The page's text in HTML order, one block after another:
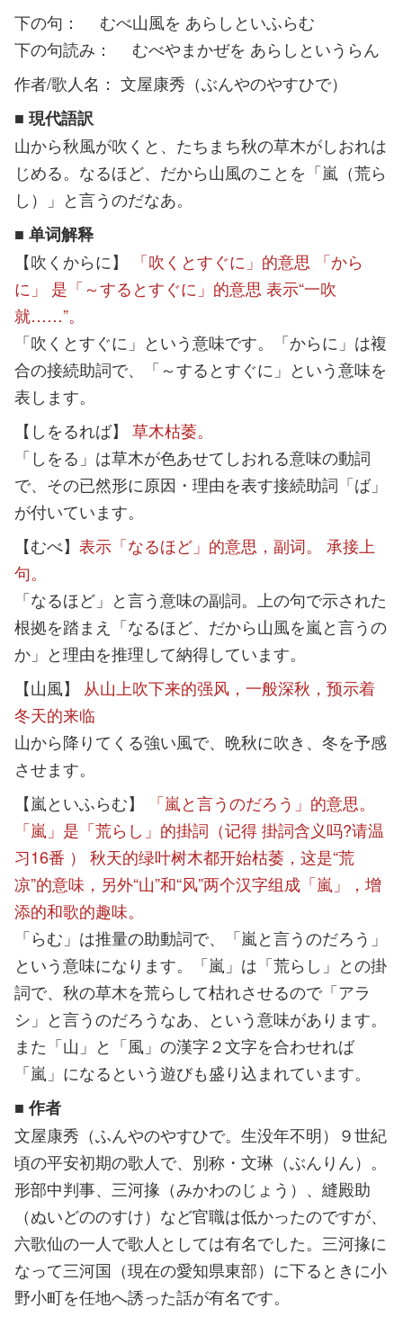
下の句： むべ山風を あらしといふらむ
下の句読み： むべやまかぜを あらしというらん
作者/歌人名： 文屋康秀（ぶんやのやすひで）
■ 現代語訳
山から秋風が吹くと、たちまち秋の草木がしおれは
じめる。なるほど、だから山風のことを「嵐（荒ら
し）」と言うのだなあ。
■ 单词解释
【吹くからに】
「吹くとすぐに」的意思 「から
に」 是「～するとすぐに」的意思 表示“一吹
就……”。
「吹くとすぐに」という意味です。「からに」は複
合の接続助詞で、「～するとすぐに」という意味を
表します。
【しをるれば】 草木枯萎。
「しをる」は草木が色あせてしおれる意味の動詞
で、その已然形に原因・理由を表す接続助詞「ば」
が付いています。
【むべ】 表示「なるほど」的意思，副词。 承接上
句。
「なるほど」と言う意味の副詞。上の句で示された
根拠を踏まえ「なるほど、だから山風を嵐と言うの
か」と理由を推理して納得しています。
【山風】 从山上吹下来的强风，一般深秋，预示着
冬天的来临
山から降りてくる強い風で、晩秋に吹き、冬を予感
させます。
【嵐といふらむ】
「嵐と言うのだろう」的意思。
「嵐」是「荒らし」的掛詞（记得 掛詞含义吗?请温
习16番 ） 秋天的绿叶树木都开始枯萎，这是“荒
凉”的意味，另外“山”和“风”两个汉字组成「嵐」，增
添的和歌的趣味。
「らむ」は推量の助動詞で、「嵐と言うのだろう」
という意味になります。「嵐」は「荒らし」との掛
詞で、秋の草木を荒らして枯れさせるので「アラ
シ」と言うのだろうなあ、という意味があります。
また「山」と「風」の漢字２文字を合わせれば
「嵐」になるという遊びも盛り込まれています。
■ 作者
文屋康秀（ふんやのやすひで。生没年不明）９世紀
頃の平安初期の歌人で、別称・文琳（ぶんりん）。
形部中判事、三河掾（みかわのじょう）、縫殿助
（ぬいどののすけ）など官職は低かったのですが、
六歌仙の一人で歌人としては有名でした。三河掾に
なって三河国（現在の愛知県東部）に下るときに小
野小町を任地へ誘った話が有名です。